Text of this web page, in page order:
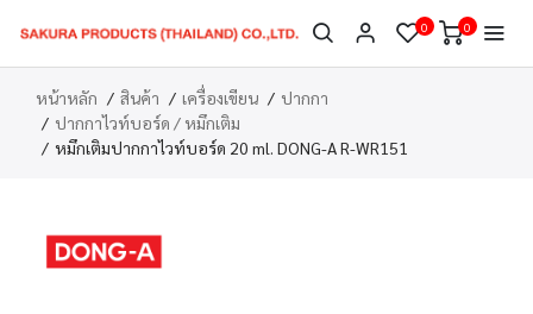
0 0
หน้าหลัก สินค้า เครื่องเขียน
ปากกา
ปากกาไวท์บอร์ด / หมึกเติม
หมึกเติมปากกาไวท์บอร์ด 20 ml. DONG-A R-WR151